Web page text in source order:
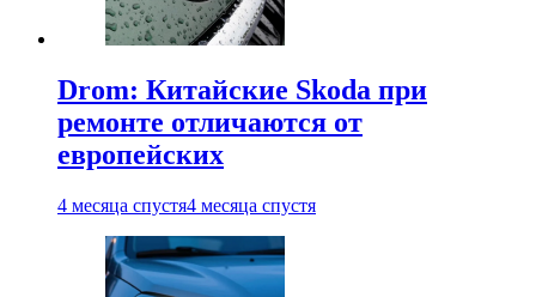
Drom: Китайские Skoda при
ремонте отличаются от
европейских
4 месяца спустя4 месяца спустя